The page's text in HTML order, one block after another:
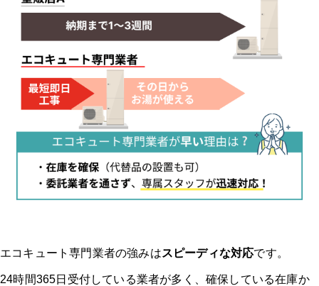
エコキュート専門業者の強みはスピーディな対応です。
24時間365日受付している業者が多く、確保している在庫か